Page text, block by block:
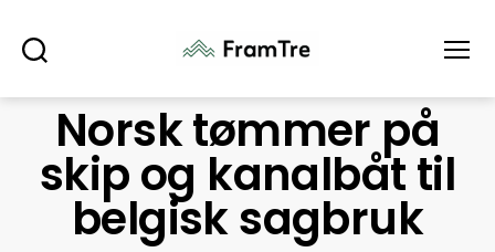
Norsk tømmer på
skip og kanalbåt til
belgisk sagbruk